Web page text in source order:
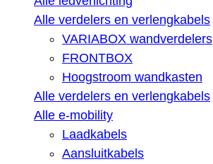
Alle verdelers en verlengkabels
VARIABOX wandverdelers
FRONTBOX
Hoogstroom wandkasten
Alle verdelers en verlengkabels
Alle e-mobility
Laadkabels
Aansluitkabels